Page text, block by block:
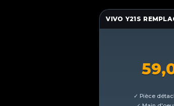
VIVO Y21S